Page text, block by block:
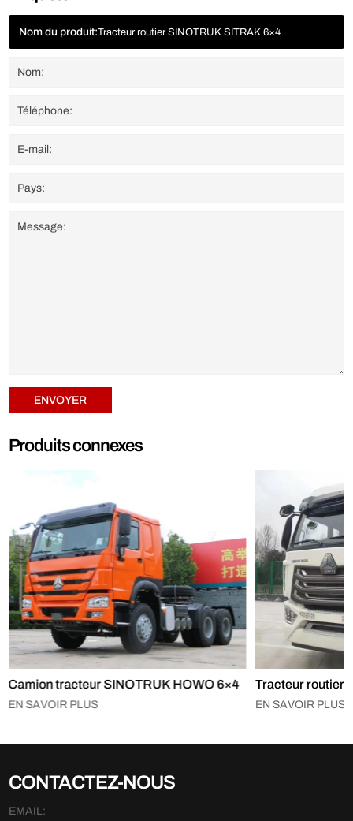
Nom du produit:Tracteur routier SINOTRUK SITRAK 6×4
ENVOYER
Produits connexes
Camion tracteur SINOTRUK HOWO 6×4
EN SAVOIR PLUS
Tracteur routier
(HAOHAN) 4×2
EN SAVOIR PLUS
CONTACTEZ-NOUS
EMAIL: